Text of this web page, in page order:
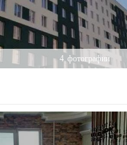
фотографии
4